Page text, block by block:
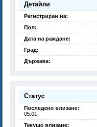
Детайли
Регистриран на:
Пол:
Дата на раждане:
Град:
Държава:
Статус
Последено влизане:
05:01
Текущо влизане: